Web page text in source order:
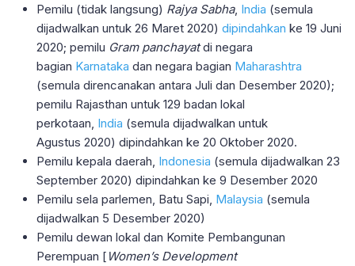
Pemilu (tidak langsung) Rajya Sabha, India (semula
dijadwalkan untuk 26 Maret 2020) dipindahkan ke 19 Juni
2020; pemilu Gram panchayatdi negara
bagian Karnataka dan negara bagian Maharashtra
(semula direncanakan antara Juli dan Desember 2020);
pemilu Rajasthan untuk 129 badan lokal
perkotaan, India (semula dijadwalkan untuk
Agustus 2020) dipindahkan ke 20 Oktober 2020.
Pemilu kepala daerah, Indonesia (semula dijadwalkan 23
September 2020) dipindahkan ke 9 Desember 2020
Pemilu sela parlemen, Batu Sapi, Malaysia (semula
dijadwalkan 5 Desember 2020)
Pemilu dewan lokal dan Komite Pembangunan
Perempuan [ Women’s Development